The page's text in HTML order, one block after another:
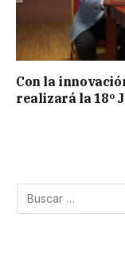
Con la
realizará la 18º